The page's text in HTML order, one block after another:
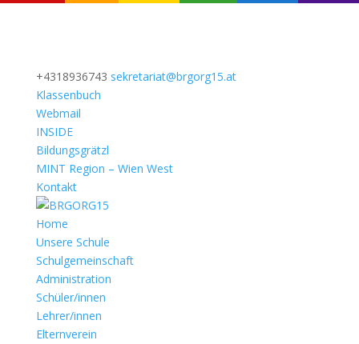
+4318936743 sekretariat@brgorg15.at
Klassenbuch
Webmail
INSIDE
Bildungsgrätzl
MINT Region – Wien West
Kontakt
Home
Unsere Schule
Schulgemeinschaft
Administration
Schüler/innen
Lehrer/innen
Elternverein